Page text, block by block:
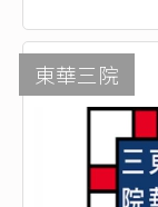
東華三院